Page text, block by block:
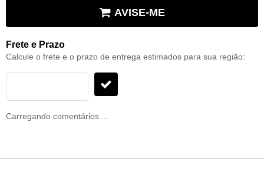
AVISE-ME
Frete e Prazo
Calcule o frete e o prazo de entrega estimados para sua região:
Carregando comentários ...